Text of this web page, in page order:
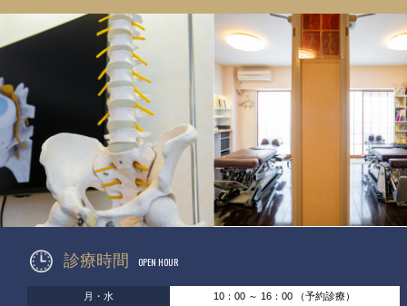
診療時間 OPEN HOUR
月・水
10：00 ～ 16：00 （予約診療）